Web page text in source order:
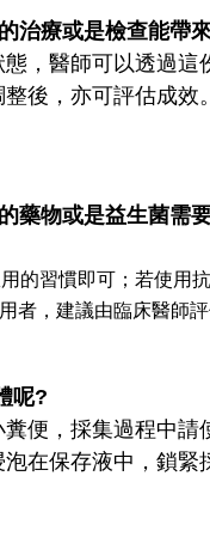
治療或是檢查能帶
，醫師可以透過這
後，亦可評估成效。
藥物或是益生菌需
的習慣即可；若使用
者，建議由臨床醫師評
呢?
便，採集過程中請
在保存液中，鎖緊